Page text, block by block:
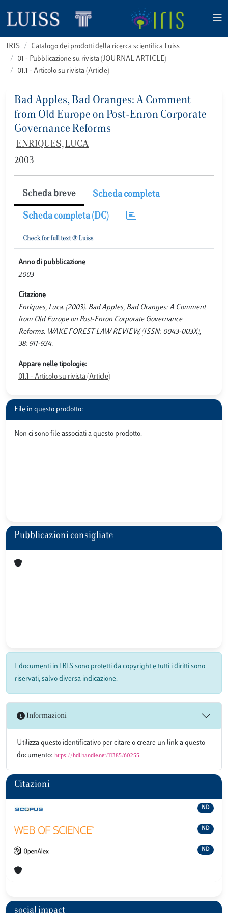
IRIS
Catalogo dei prodotti della ricerca scientifica Luiss
01 - Pubblicazione su rivista (JOURNAL ARTICLE)
01.1 - Articolo su rivista (Article)
Bad Apples, Bad Oranges: A Comment
from Old Europe on Post-Enron Corporate
Governance Reforms
ENRIQUES, LUCA
2003
Scheda breve Scheda completa
Scheda completa (DC)
Anno di pubblicazione
2003
Citazione
Enriques, Luca. (2003). Bad Apples, Bad Oranges: A Comment
from Old Europe on Post-Enron Corporate Governance
Reforms. WAKE FOREST LAW REVIEW, (ISSN: 0043-003X),
38: 911-934.
Appare nelle tipologie:
01.1 - Articolo su rivista (Article)
File in questo prodotto:
Non ci sono file associati a questo prodotto.
Pubblicazioni consigliate
I documenti in IRIS sono protetti da copyright e tutti i diritti sono
riservati, salvo diversa indicazione.
Informazioni
Utilizza questo identificativo per citare o creare un link a questo
documento: https://hdl.handle.net/11385/60255
Citazioni
ND
ND
ND
social impact